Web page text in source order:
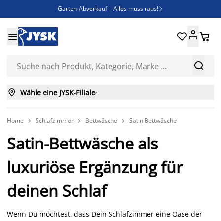
Garten-Abverkauf | Alles muss raus! 
Bist du Unternehmer? Entdecke JYSK-B2B
Esszimmerstuhl ADSLEV um nur 40€


 
 Wähle eine JYSK-Filiale
Home  Schlafzimmer  Bettwäsche  Satin Bettwäsche
Satin-Bettwäsche als
luxuriöse Ergänzung für
deinen Schlaf
Wenn Du möchtest, dass Dein Schlafzimmer eine Oase der